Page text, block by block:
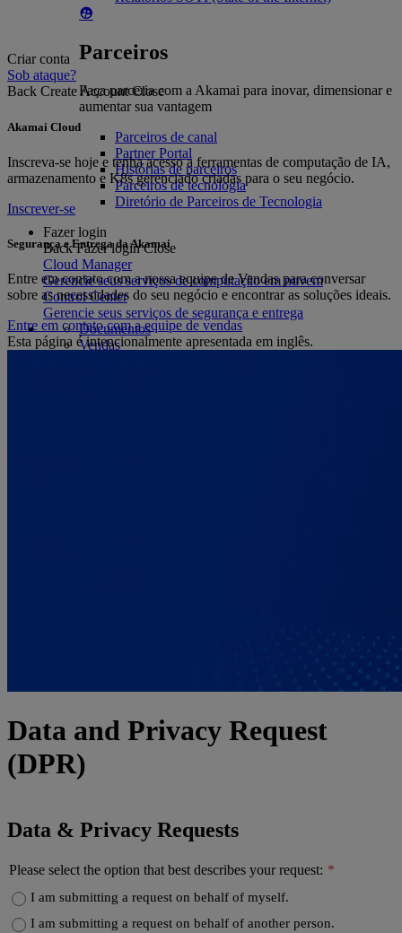
Parceiros
Faça parceria com a Akamai para inovar, dimensionar e
aumentar sua vantagem
Parceiros de canal
Partner Portal
Histórias de parceiros
Parceiros de tecnologia
Diretório de Parceiros de Tecnologia
Fazer login
Back Fazer login Close
Cloud Manager
Gerencie seus serviços de computação em nuvem
Control Center
Gerencie seus serviços de segurança e entrega
Documentos
Vendas
Criar conta
Sob ataque?
Back Create Account Close
Akamai Cloud
Inscreva-se hoje e tenha acesso a ferramentas de computação de IA,
armazenamento e K8s gerenciado criadas para o seu negócio.
Inscrever-se
Segurança e Entrega da Akamai
Entre em contato com a nossa equipe de Vendas para conversar
sobre as necessidades do seu negócio e encontrar as soluções ideais.
Entre em contato com a equipe de vendas
Esta página é intencionalmente apresentada em inglês.
Data and Privacy Request
(DPR)
Data & Privacy Requests
Please select the option that best describes your request:
I am submitting a request on behalf of myself.
I am submitting a request on behalf of another person.